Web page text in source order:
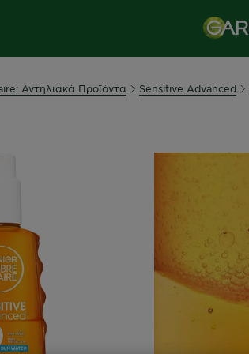
Αντηλιακά Προϊόντα Sensitive Advanced